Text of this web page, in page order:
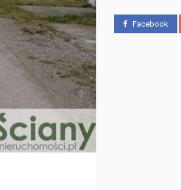
Facebook